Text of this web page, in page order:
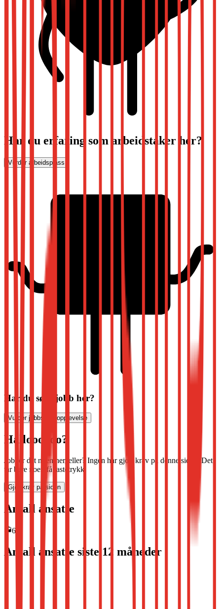
Har du erfaring som arbeidstaker her?
Vurder arbeidsplass
Har du søkt jobb her?
Vurder jobbsøkeropplevelse
Halloooooo?
Jobber det noen her, eller? Ingen har gjort krav på denne siden. Det
tar bare noen få tastetrykk.
Gjør krav på siden
Antall ansatte
6
Antall ansatte siste 12 måneder